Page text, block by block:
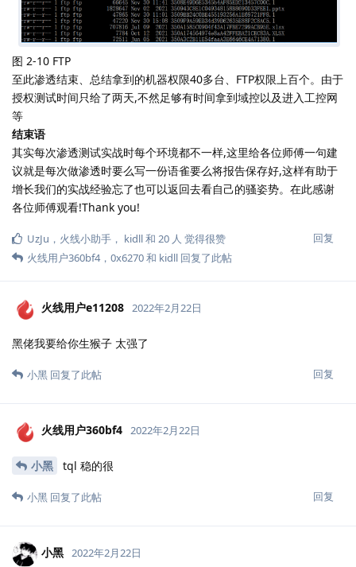
图 2-10 FTP
至此渗透结束、总结拿到的机器权限40多台、FTP权限上百个。由于
授权测试时间只给了两天,不然足够有时间拿到域控以及进入工控网
等
结束语
其实每次渗透测试实战时每个环境都不一样,这里给各位师傅一句建
议就是每次做渗透时要么写一份语雀要么将报告保存好,这样有助于
增长我们的实战经验忘了也可以返回去看自己的骚姿势。在此感谢
各位师傅观看!Thank you!
回复
UzJu ， 火线小助手 ， kidll和 20 人 觉得很赞
火线用户360bf4， 0x6270和 kidll 回复了此帖
火线用户e11208 2022年2月22日
黑佬我要给你生猴子 太强了
回复
小黑 回复了此帖
火线用户360bf4 2022年2月22日
小黑 tql 稳的很
回复
小黑 回复了此帖
小黑 2022年2月22日